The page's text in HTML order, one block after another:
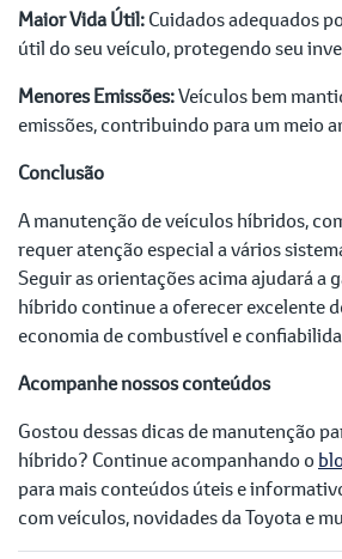
Maior Vida Útil:Cuidados adequados
útil do seu veículo, protegendo seu
Menores Emissões:Veículos bem
emissões, contribuindo para um meio
Conclusão
A manutenção de veículos híbridos,
requer atenção especial a vários
Seguir as orientações acima ajudará a
híbrido continue a oferecer excelente
economia de combustível e
Acompanhe nossos conteúdos
Gostou dessas dicas de manutenção
híbrido? Continue acompanhando o
para mais conteúdos úteis e
com veículos, novidades da Toyota e